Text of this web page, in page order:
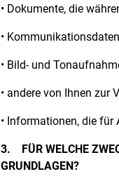
• Dokumente, die
•
• Bild- und
• andere von Ihnen zur
• Informationen, die für
3.
FÜR WELCHE
GRUNDLAGEN?